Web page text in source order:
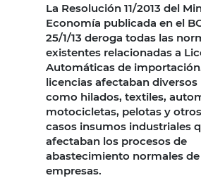
La Resolución 11/2013 del
Economía publicada en el
25/1/13 deroga todas las
existentes relacionadas a
Automáticas de
licencias afectaban
como hilados, textiles,
motocicletas, pelotas y
casos insumos industriales
afectaban los procesos de
abastecimiento normales de
empresas.